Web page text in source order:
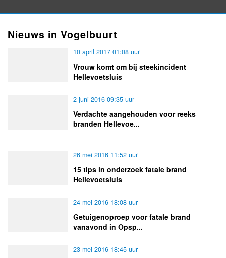
Nieuws in Vogelbuurt
10 april 2017 01:08 uur
Vrouw komt om bij steekincident
Hellevoetsluis
2 juni 2016 09:35 uur
Verdachte aangehouden voor reeks
branden Hellevoe...
26 mei 2016 11:52 uur
15 tips in onderzoek fatale brand
Hellevoetsluis
24 mei 2016 18:08 uur
Getuigenoproep voor fatale brand
vanavond in Opsp...
23 mei 2016 18:45 uur